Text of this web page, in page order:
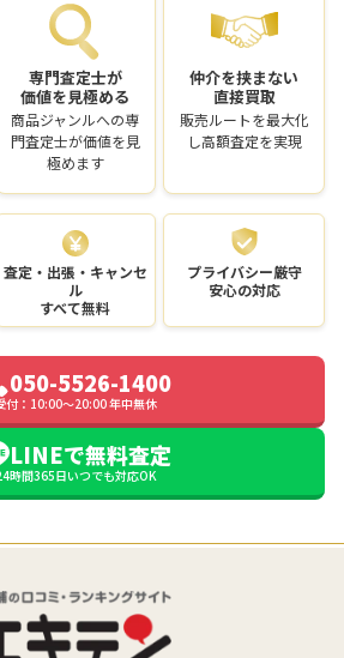
専門査定士が
価値を見極める
商品ジャンルへの専
門査定士が価値を見
極めます
仲介を挟まない
直接買取
販売ルートを最大化
し高額査定を実現
査定・出張・キャンセ
ル
すべて無料
プライバシー厳守
安心の対応
050-5526-1400
付：10:00〜20:00 年中無休
LINEで無料査定
時間365日いつでも対応OK